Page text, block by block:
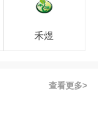
禾煜
查看更多>